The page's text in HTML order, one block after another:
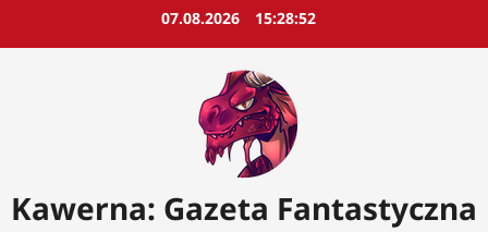
07.08.2026 15:28:53
Kawerna: Gazeta Fantastyczna